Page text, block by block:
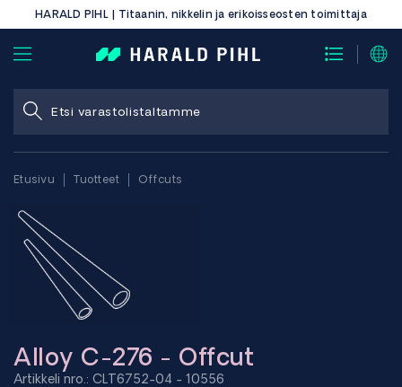
HARALD PIHL | Titaanin, nikkelin ja erikoisseosten toimittaja
Etusivu Tuotteet Offcuts
Alloy C-276 - Offcut
Artikkeli nro.: CLT6752-04 - 10556